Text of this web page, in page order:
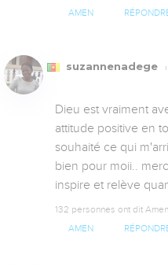
AMEN
suzannenadege
Dieu est vraiment
attitude positive en
souhaité ce qui
bien pour moii..
inspire et relève
132 personnes ont dit Amen
AMEN